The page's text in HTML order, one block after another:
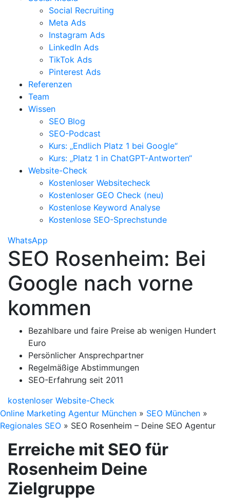
Social Recruiting
Meta Ads
Instagram Ads
LinkedIn Ads
TikTok Ads
Pinterest Ads
Referenzen
Team
Wissen
SEO Blog
SEO-Podcast
Kurs: „Endlich Platz 1 bei Google“
Kurs: „Platz 1 in ChatGPT-Antworten“
Website-Check
Kostenloser Websitecheck
Kostenloser GEO Check (neu)
Kostenlose Keyword Analyse
Kostenlose SEO-Sprechstunde
WhatsApp
SEO Rosenheim: Bei
Google nach vorne
kommen
Bezahlbare und faire Preise ab wenigen Hundert
Euro
Persönlicher Ansprechpartner
Regelmäßige Abstimmungen
SEO-Erfahrung seit 2011
kostenloser Website-Check
Online Marketing Agentur München » SEO München »
Regionales SEO » SEO Rosenheim – Deine SEO Agentur
Erreiche mit SEO für
Rosenheim Deine
Zielgruppe